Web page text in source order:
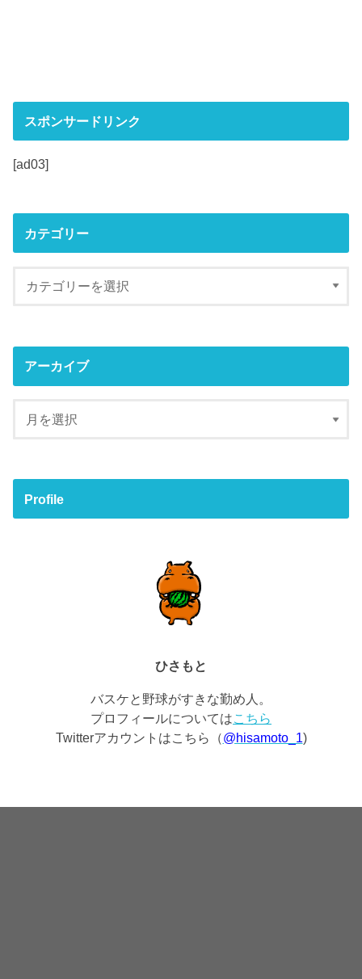
スポンサードリンク
[ad03]
カテゴリー
アーカイブ
Profile
ひさもと
バスケと野球がすきな勤め人。
プロフィールについてはこちら
Twitterアカウントはこちら（@hisamoto_1)